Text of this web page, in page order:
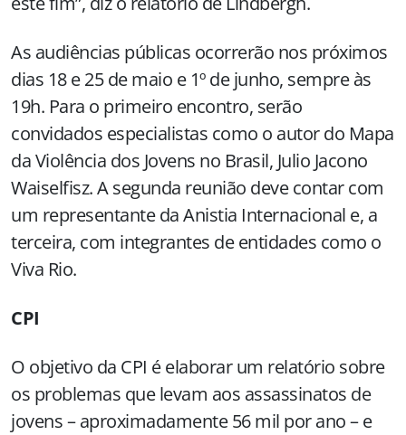
As audiências públicas ocorrerão nos próximos
dias 18 e 25 de maio e 1º de junho, sempre às
19h. Para o primeiro encontro, serão
convidados especialistas como o autor do Mapa
da Violência dos Jovens no Brasil, Julio Jacono
Waiselfisz. A segunda reunião deve contar com
um representante da Anistia Internacional e, a
terceira, com integrantes de entidades como o
Viva Rio.
CPI
O objetivo da CPI é elaborar um relatório sobre
os problemas que levam aos assassinatos de
jovens – aproximadamente 56 mil por ano – e